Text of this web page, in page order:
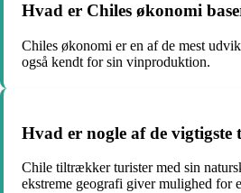
Hvad er Chiles økonomi
Chiles økonomi er en af de mest
også kendt for sin vinproduktion.
Hvad er nogle af de
Chile tiltrækker turister med sin
ekstreme geografi giver mulighed for